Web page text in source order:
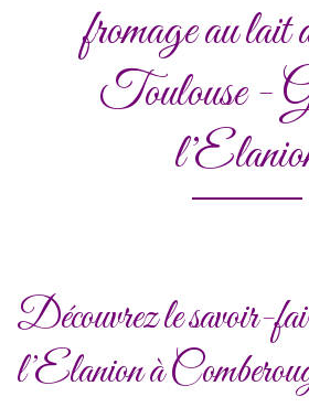
fromage au lait
Toulouse -
Découvrez le savoir-
l’Elanion à